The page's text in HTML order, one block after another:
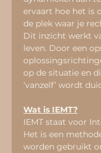
ervaart hoe het is
de plek waar je
Dit inzicht werkt
leven. Door een
op de situatie en
‘vanzelf’ wordt
Wat is IEMT?
IEMT staat voor
Het is een
worden gebruikt